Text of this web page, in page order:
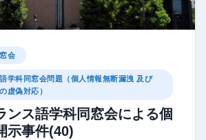
会
学科同窓会問題（個人情報無断漏洩 及び
虚偽対応）
ンス語学科同窓会による個
示事件(40)